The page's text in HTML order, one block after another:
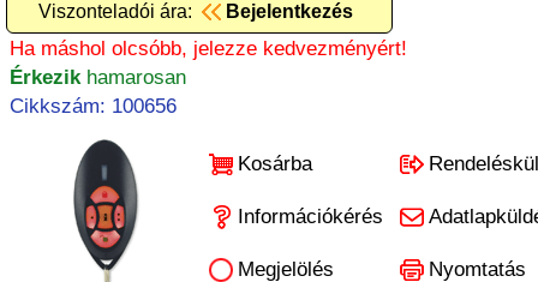
Viszonteladói ára:
Bejelentkezés
Ha máshol olcsóbb, jelezze kedvezményért!
Érkezikhamarosan
Cikkszám: 100656
Kosárba
Információkérés
Megjelölés Nyomtatás